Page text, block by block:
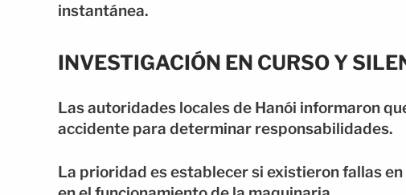
instantánea.
INVESTIGACIÓN EN CURSO Y
Las autoridades locales de Hanói informaron
accidente para determinar responsabilidades.
La prioridad es establecer si existieron fallas